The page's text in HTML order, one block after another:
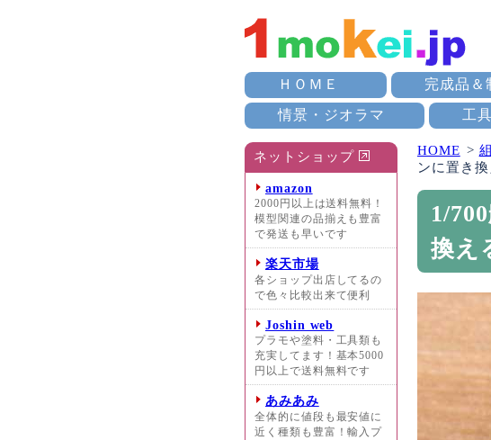
ＨＯＭＥ 完成品＆
情景・ジオラマ
工
HOME
ンに置き換
1/
換え
ネットショップ
amazon
2000円以上は送料無料！
模型関連の品揃えも豊富
で発送も早いです
楽天市場
各ショップ出店してるの
で色々比較出来て便利
Joshin web
プラモや塗料・工具類も
充実してます！基本5000
円以上で送料無料です
あみあみ
全体的に値段も最安値に
近く種類も豊富！輸入プ